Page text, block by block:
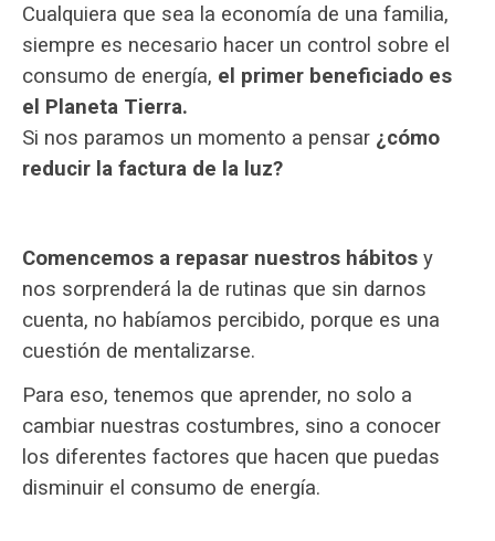
Cualquiera que sea la economía de una familia,
siempre es necesario hacer un control sobre el
consumo de energía, el primer beneficiado es
el Planeta Tierra.
Si nos paramos un momento a pensar ¿cómo
reducir la factura de la luz?
Comencemos a repasar nuestros hábitos y
nos sorprenderá la de rutinas que sin darnos
cuenta, no habíamos percibido, porque es una
cuestión de mentalizarse.
Para eso, tenemos que aprender, no solo a
cambiar nuestras costumbres, sino a conocer
los diferentes factores que hacen que puedas
disminuir el consumo de energía.